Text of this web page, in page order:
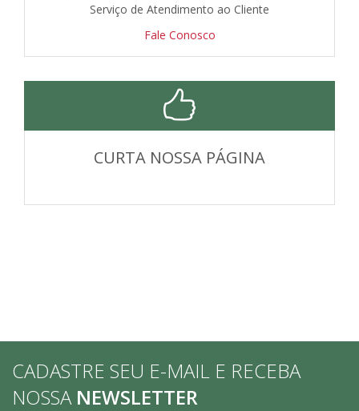
Serviço de Atendimento ao Cliente
Fale Conosco
CURTA NOSSA PÁGINA
CADASTRE SEU E-MAIL E RECEBA
NOSSA NEWSLETTER